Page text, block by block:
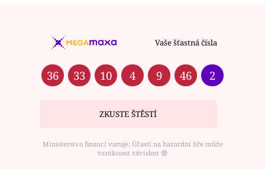
Vaše šťastná čísla
36 33 10 4 9 46 2
ZKUSTE ŠTĚSTÍ
Ministerstvo financí varuje: Účastí na hazardní hře může
vzniknout závislost ⑱